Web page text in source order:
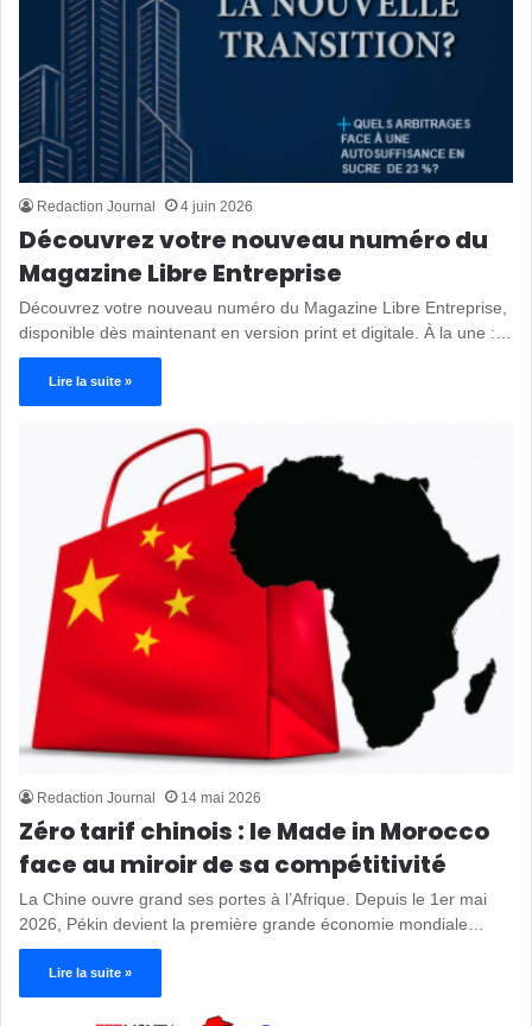
Redaction Journal 4 juin 2026
Découvrez votre nouveau numéro du
Magazine Libre Entreprise
Découvrez votre nouveau numéro du Magazine Libre Entreprise,
disponible dès maintenant en version print et digitale. À la une :…
Lire la suite »
Redaction Journal 14 mai 2026
Zéro tarif chinois : le Made in Morocco
face au miroir de sa compétitivité
La Chine ouvre grand ses portes à l’Afrique. Depuis le 1er mai
2026, Pékin devient la première grande économie mondiale…
Lire la suite »